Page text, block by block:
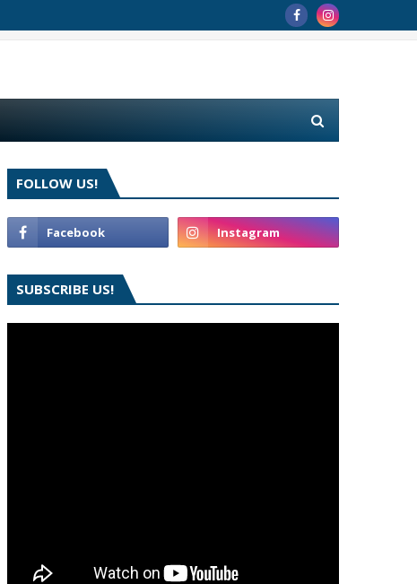
FOLLOW US!
SUBSCRIBE US!